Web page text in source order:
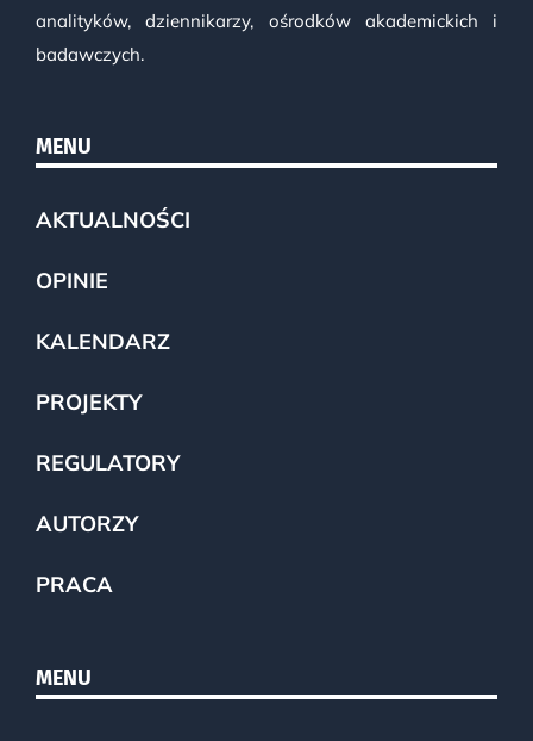
analityków, dziennikarzy, ośrodków akademickich i
badawczych.
MENU
AKTUALNOŚCI
OPINIE
KALENDARZ
PROJEKTY
REGULATORY
AUTORZY
PRACA
MENU